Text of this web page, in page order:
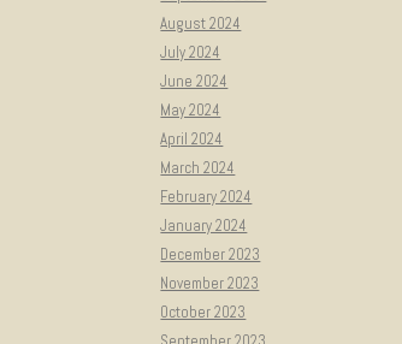
August 2024
July 2024
June 2024
May 2024
April 2024
March 2024
February 2024
January 2024
December 2023
November 2023
October 2023